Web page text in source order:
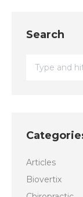
Search
Search:
Articles
Biovertix